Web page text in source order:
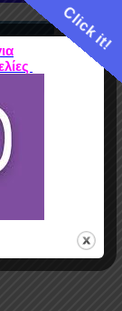
Click it!